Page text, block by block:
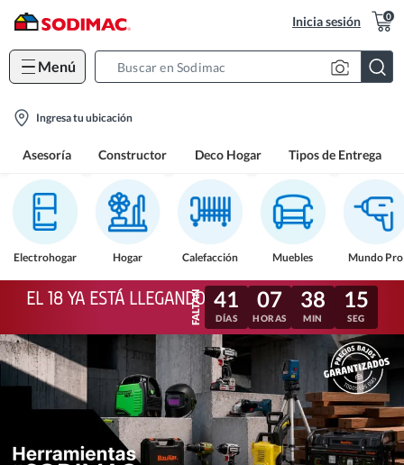
Inicia sesión 0
Menú
location-
Ingresa tu ubicación
Asesoría Constructor Deco Hogar Tipos de Entrega
Electrohogar Hogar Calefacción Muebles Mundo Pro
EL 18 YA ESTÁ LLEGANDO 41
DÍAS
07
HORAS
38
MIN
12
SEG